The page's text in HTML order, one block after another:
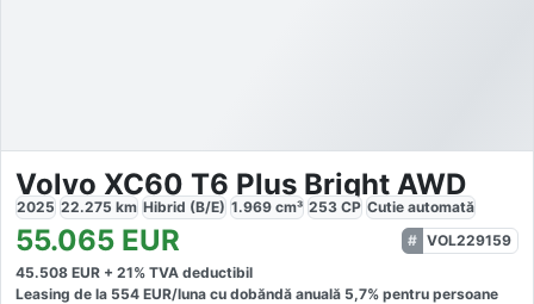
Volvo XC60 T6 Plus Bright AWD
2025 22.275 km Hibrid (B/E) 1.969 cm³ 253 CP Cutie automată
55.065 EUR
VOL229159
45.508 EUR + 21% TVA deductibil
Leasing de la 554 EUR/luna cu dobăndă anuală 5,7% pentru persoane